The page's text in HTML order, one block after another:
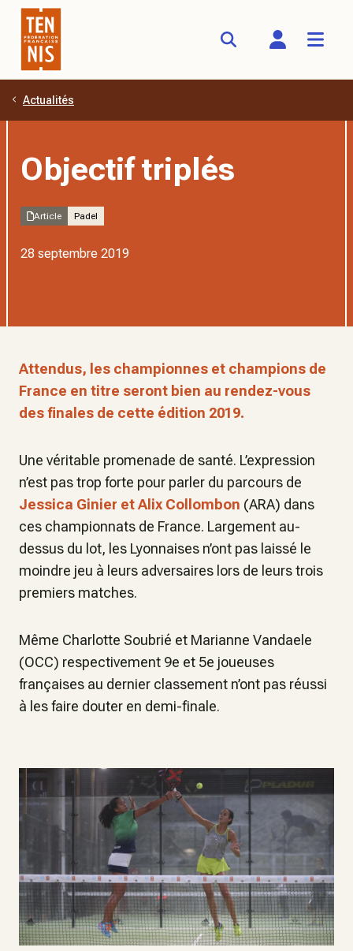
Aller au contenu principal
Actualités
Objectif triplés
Article Padel
28 septembre 2019
Attendus, les championnes et champions de
France en titre seront bien au rendez-vous
des finales de cette édition 2019.
Une véritable promenade de santé. L’expression
n’est pas trop forte pour parler du parcours de
Jessica Ginier et Alix Collombon (ARA) dans
ces championnats de France. Largement au-
dessus du lot, les Lyonnaises n’ont pas laissé le
moindre jeu à leurs adversaires lors de leurs trois
premiers matches.
Même Charlotte Soubrié et Marianne Vandaele
(OCC) respectivement 9e et 5e joueuses
françaises au dernier classement n’ont pas réussi
à les faire douter en demi-finale.